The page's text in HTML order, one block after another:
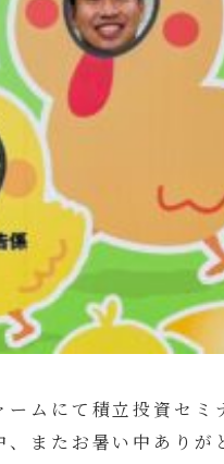
ムにて積立投資セミ
またお暑い中ありが